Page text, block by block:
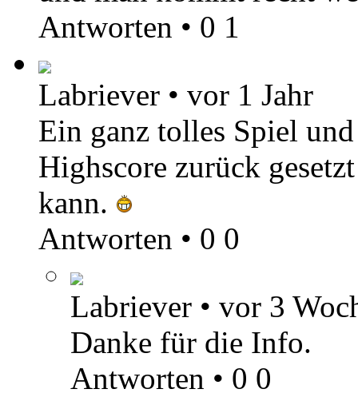
Antworten • 0 1
Labriever • vor 1 Jahr
Ein ganz tolles Spiel
Highscore zurück
kann.
Antworten • 0 0
Labriever • vor 3
Danke für die Info.
Antworten • 0 0